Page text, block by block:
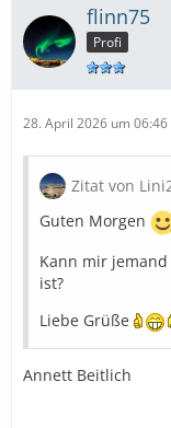
flinn75
Profi
28. April 2026 um 06:46
Zitat von
Guten Morgen
Kann mir
ist?
Liebe Grüße
Annett Beitlich